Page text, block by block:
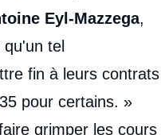
Eyl-Mazzega,
tel
fin à leurs contrats
pour certains. »
grimper les cours